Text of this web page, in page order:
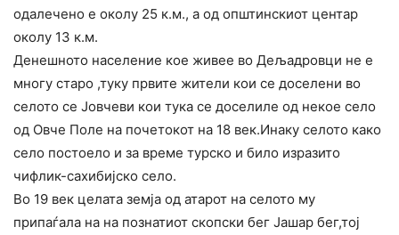
одалечено е околу 25 к.м., а од општинскиот центар
околу 13 к.м.
Денешното население кое живее во Дељадровци не е
многу старо ,туку првите жители кои се доселени во
селото се Јовчеви кои тука се доселиле од некое село
од Овче Поле на почетокот на 18 век.Инаку селото како
село постоело и за време турско и било изразито
чифлик-сахибијско село.
Во 19 век целата земја од атарот на селото му
припаѓала на на познатиот скопски бег Јашар бег,тој